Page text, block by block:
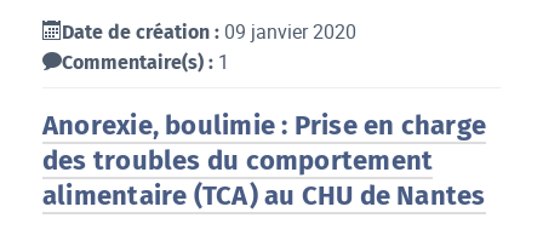
Date de création : 09 janvier 2020
Commentaire(s) : 1
Anorexie, boulimie : Prise en charge
des troubles du comportement
alimentaire (TCA) au CHU de Nantes